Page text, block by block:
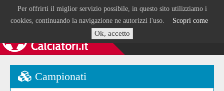
Per offrirti il miglior servizio possibile, in questo sito utilizziamo i
cookies, continuando la navigazione ne autorizzi l'uso. Scopri come
Ok, accetto
Campionati